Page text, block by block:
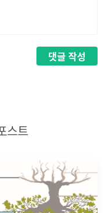
댓글 작성
스트